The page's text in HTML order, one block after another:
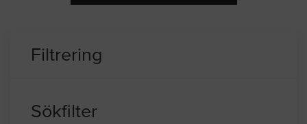
Filtrering
Sökfilter